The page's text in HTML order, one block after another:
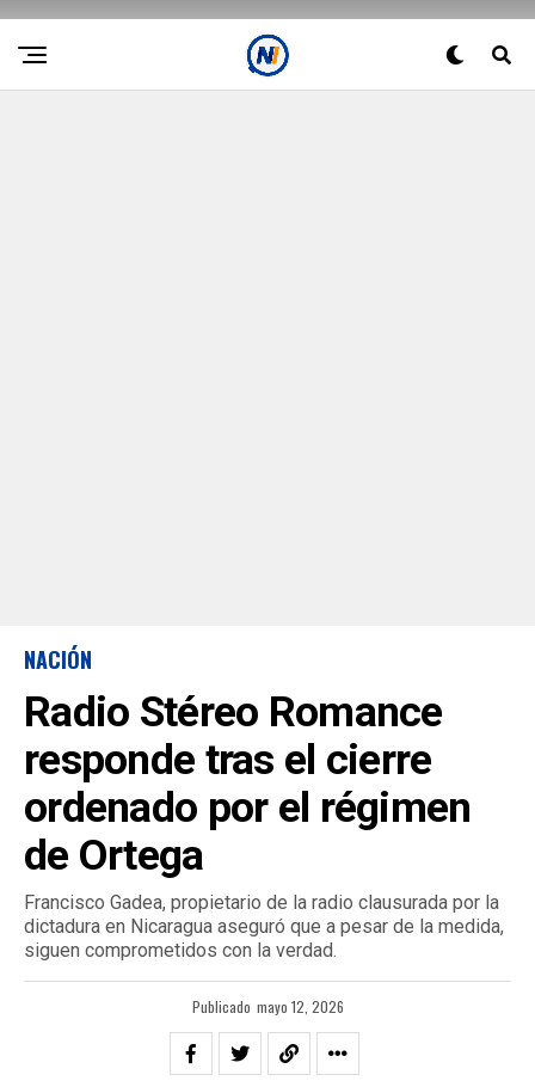
NACIÓN
Radio Stéreo Romance
responde tras el cierre
ordenado por el régimen
de Ortega
Francisco Gadea, propietario de la radio clausurada por la
dictadura en Nicaragua aseguró que a pesar de la medida,
siguen comprometidos con la verdad.
Publicado mayo 12, 2026